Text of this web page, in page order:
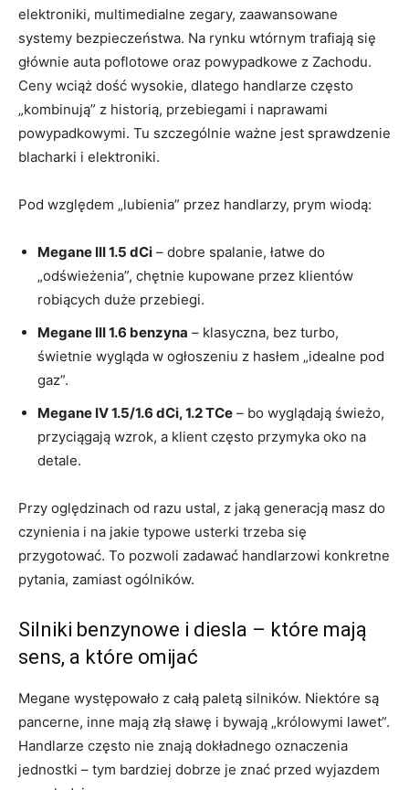
elektroniki, multimedialne zegary, zaawansowane
systemy bezpieczeństwa. Na rynku wtórnym trafiają się
głównie auta poflotowe oraz powypadkowe z Zachodu.
Ceny wciąż dość wysokie, dlatego handlarze często
„kombinują” z historią, przebiegami i naprawami
powypadkowymi. Tu szczególnie ważne jest sprawdzenie
blacharki i elektroniki.
Pod względem „lubienia” przez handlarzy, prym wiodą:
Megane III 1.5 dCi – dobre spalanie, łatwe do
„odświeżenia”, chętnie kupowane przez klientów
robiących duże przebiegi.
Megane III 1.6 benzyna – klasyczna, bez turbo,
świetnie wygląda w ogłoszeniu z hasłem „idealne pod
gaz”.
Megane IV 1.5/1.6 dCi, 1.2 TCe – bo wyglądają świeżo,
przyciągają wzrok, a klient często przymyka oko na
detale.
Przy oględzinach od razu ustal, z jaką generacją masz do
czynienia i na jakie typowe usterki trzeba się
przygotować. To pozwoli zadawać handlarzowi konkretne
pytania, zamiast ogólników.
Silniki benzynowe i diesla – które mają
sens, a które omijać
Megane występowało z całą paletą silników. Niektóre są
pancerne, inne mają złą sławę i bywają „królowymi lawet”.
Handlarze często nie znają dokładnego oznaczenia
jednostki – tym bardziej dobrze je znać przed wyjazdem